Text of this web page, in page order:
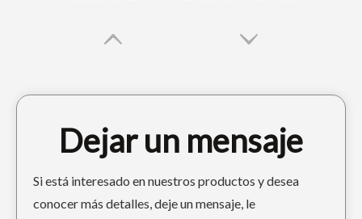
Dejar un mensaje
Si está interesado en nuestros productos y desea
conocer más detalles, deje un mensaje, le